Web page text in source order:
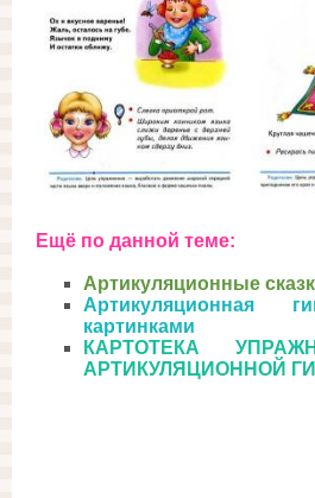
Ещё по данной теме:
Артикуляционные
Артикуляционная
картинками
КАРТОТЕКА
АРТИКУЛЯЦИОННОЙ